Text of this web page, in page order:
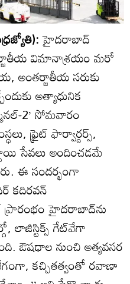
హైదరాబాద్‌
విమానాశ్రయం మరో
అంతర్జాతీయ సరుకు
అత్యాధునిక
2’ సోమవారం
ఫ్రైట్‌ ఫార్వార్డర్స్‌,
సేవలు అందించడమే
ఈ సందర్భంగా
కదిరవన్‌
ప్రారంభం హైదరాబాద్‌ను
లాజిస్టిక్స్‌ గేట్‌వేగా
ఔషధాల నుంచి అత్యవసర
కచ్చితత్వంతో రవాణా